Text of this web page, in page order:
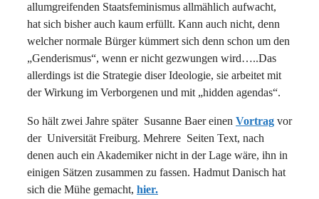
allumgreifenden Staatsfeminismus allmählich aufwacht,
hat sich bisher auch kaum erfüllt. Kann auch nicht, denn
welcher normale Bürger kümmert sich denn schon um den
„Genderismus“, wenn er nicht gezwungen wird…..Das
allerdings ist die Strategie diser Ideologie, sie arbeitet mit
der Wirkung im Verborgenen und mit „hidden agendas“.
So hält zwei Jahre später Susanne Baer einen Vortrag vor
der Universität Freiburg. Mehrere Seiten Text, nach
denen auch ein Akademiker nicht in der Lage wäre, ihn in
einigen Sätzen zusammen zu fassen. Hadmut Danisch hat
sich die Mühe gemacht, hier.